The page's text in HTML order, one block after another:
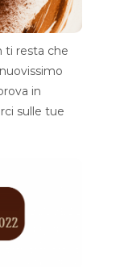
ti resta che
in
sulle tue